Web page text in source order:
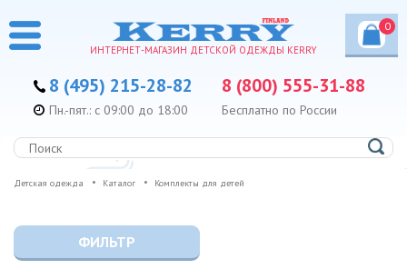
ИНТЕРНЕТ-МАГАЗИН ДЕТСКОЙ ОДЕЖДЫ KERRY
0
8 (495) 215-28-82 8 (800) 555-31-88
Бесплатно по России
Пн.-пят.: с 09:00 до 18:00
Детская одежда Каталог Комплекты для детей
ФИЛЬТР